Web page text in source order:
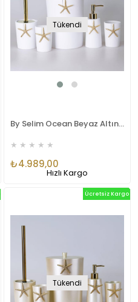
Tükendi
By Selim Ocean Beyaz Altın 5 Parça Polyester Banyo Seti
★ ★ ★ ★ ★
₺4.989,00
Hızlı Kargo
Tükendi
Ücretsiz Kargo